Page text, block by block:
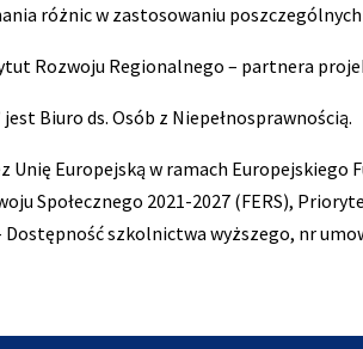
różnic w zastosowaniu
Rozwoju Regionalnego – partnera
Biuro ds. Osób z Niepełnosprawnością.
Europejską w ramach Europejskiego
Społecznego 2021-2027 (FERS),
szkolnictwa wyższego, nr